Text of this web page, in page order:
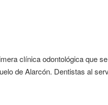
clínica odontológica que
de Alarcón. Dentistas al